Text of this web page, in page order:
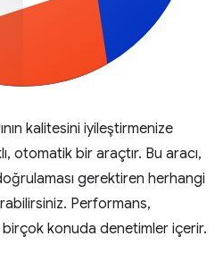
kalitesini iyileştirmenize
otomatik bir araçtır. Bu aracı,
gerektiren herhangi
Performans,
birçok konuda denetimler içerir.